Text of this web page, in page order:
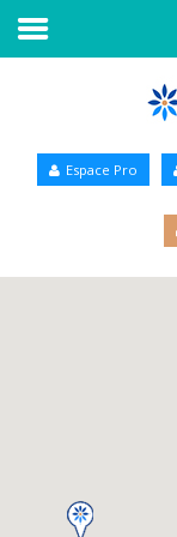
Annuaire Bien-être
Espace Pro